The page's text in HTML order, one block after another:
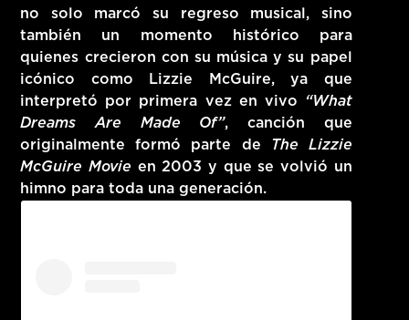
no solo marcó su regreso musical, sino
también un momento histórico para
quienes crecieron con su música y su papel
icónico como Lizzie McGuire, ya que
interpretó por primera vez en vivo “What
Dreams Are Made Of”, canción que
originalmente formó parte de The Lizzie
McGuire Movie en 2003 y que se volvió un
himno para toda una generación.